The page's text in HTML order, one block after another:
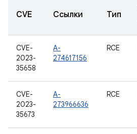
CVE Ссылки Тип
CVE-
2023-
35658
A-
274617156
RCE
CVE-
2023-
35673
A-
273966636
RCE